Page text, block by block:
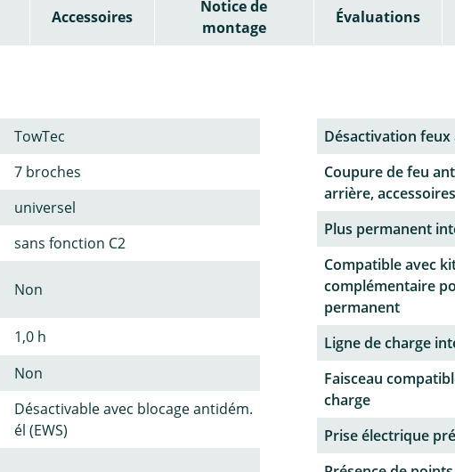
Accessoires
Notice de
montage
Évaluations
TowTec
7 broches
universel
sans fonction C2
Non
1,0 h
Non
Désactivable avec blocage antidém.
él (EWS)
Désactivation
Coupure de feu
arrière,
Plus permanent
Compatible avec
complémentaire
permanent
Ligne de charge
Faisceau
charge
Prise électrique